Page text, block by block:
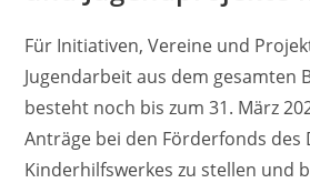
Für Initiativen, Vereine und
Jugendarbeit aus dem gesamten
besteht noch bis zum 31. März
Anträge bei den Förderfonds des
Kinderhilfswerkes zu stellen und